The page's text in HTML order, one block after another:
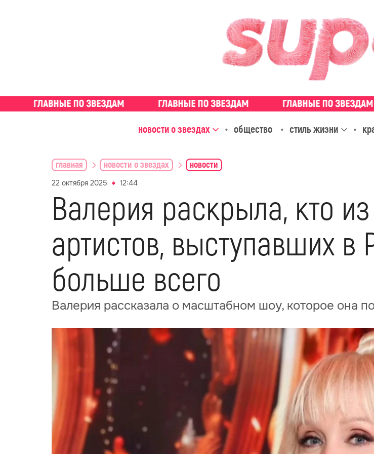
новости о звездах общество стиль жизни
главная новости о звездах новости
22 октября 2025 12:44
Валерия раскрыла, кто
артистов, выступавших в
больше всего
Валерия рассказала о масштабном шоу, которое она